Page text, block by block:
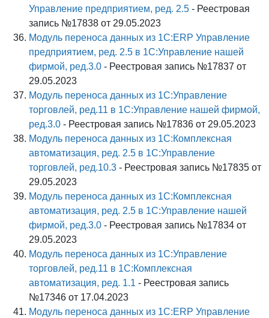
Управление предприятием, ред. 2.5 - Реестровая
запись №17838 от 29.05.2023
Модуль переноса данных из 1С:ERP Управление
предприятием, ред. 2.5 в 1С:Управление нашей
фирмой, ред.3.0 - Реестровая запись №17837 от
29.05.2023
Модуль переноса данных из 1С:Управление
торговлей, ред.11 в 1С:Управление нашей фирмой,
ред.3.0 - Реестровая запись №17836 от 29.05.2023
Модуль переноса данных из 1С:Комплексная
автоматизация, ред. 2.5 в 1С:Управление
торговлей, ред.10.3 - Реестровая запись №17835 от
29.05.2023
Модуль переноса данных из 1С:Комплексная
автоматизация, ред. 2.5 в 1С:Управление нашей
фирмой, ред.3.0 - Реестровая запись №17834 от
29.05.2023
Модуль переноса данных из 1С:Управление
торговлей, ред.11 в 1С:Комплексная
автоматизация, ред. 1.1 - Реестровая запись
№17346 от 17.04.2023
Модуль переноса данных из 1С:ERP Управление